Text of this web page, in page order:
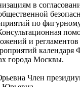
в
по
и
календаря
города Москвы.
Член